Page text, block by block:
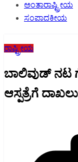
ಅಂತಾರಾಷ್ಟ್ರೀಯ
ಸಂಪಾದಕೀಯ
ರಾಷ್ಟ್ರೀಯ
ಬಾಲಿವುಡ್‌ ನಟ
ಆಸ್ಪತ್ರೆಗೆ ದಾಖಲು